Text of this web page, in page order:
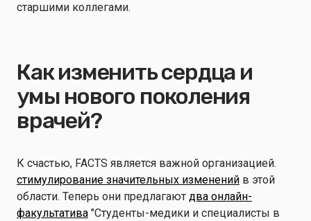
старшими коллегами.
Как изменить сердца и
умы нового поколения
врачей?
К счастью, FACTS является важной организацией.
стимулирование значительных изменений в этой
области. Теперь они предлагают два онлайн-
факультатива "Студенты-медики и специалисты в